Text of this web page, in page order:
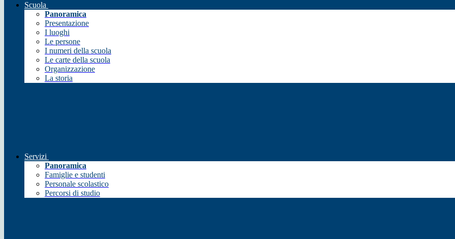
Scuola
Panoramica
Presentazione
I luoghi
Le persone
I numeri della scuola
Le carte della scuola
Organizzazione
La storia
Servizi
Panoramica
Famiglie e studenti
Personale scolastico
Percorsi di studio